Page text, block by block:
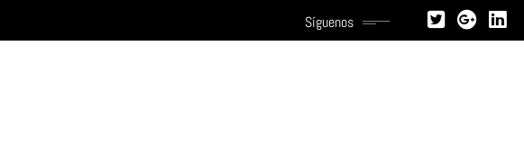
Síguenos